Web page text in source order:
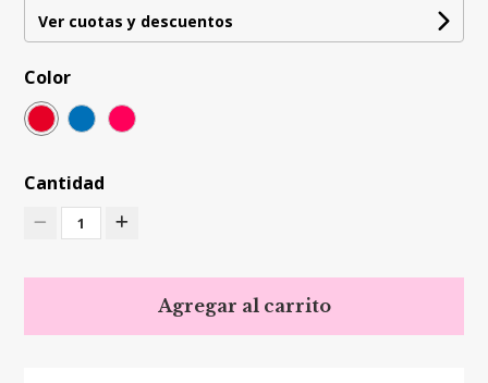
Ver cuotas y descuentos
Color
Cantidad
1
Agregar al carrito